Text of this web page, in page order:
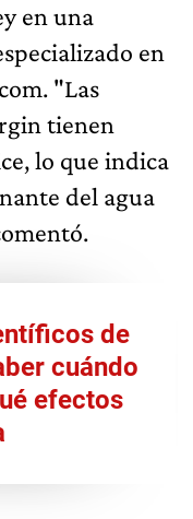
en una
en
"Las
tienen
lo que indica
del agua
de
cuándo
efectos